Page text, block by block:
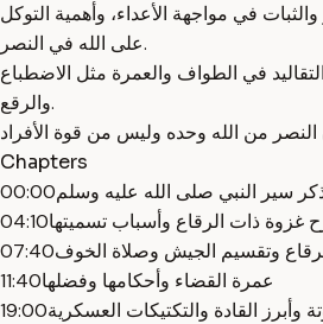
في مواجهة الأعداء، وأهمية التوكل
على الله في النصر.
في الطواف والعمرة مثل الاضطباع
والرقع.
Chapters
00:00سير النبي صلى الله عليه وسلم
04:10غزوة ذات الرقاع وأسباب تسميتها
07:40وتقسيم الجيش وصلاة الخوف
11:40عمرة القضاء وأحكامها وفضلها
19:00وأبرز القادة والتكتيكات العسكرية